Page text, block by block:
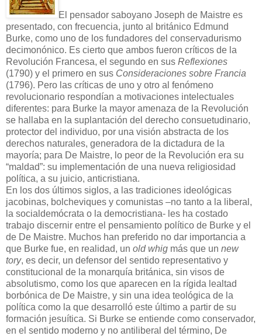
El pensador saboyano Joseph de Maistre es
presentado, con frecuencia, junto al británico Edmund
Burke, como uno de los fundadores del conservadurismo
decimonónico. Es cierto que ambos fueron críticos de la
Revolución Francesa, el segundo en sus Reflexiones
(1790) y el primero en sus Consideraciones sobre Francia
(1796). Pero las críticas de uno y otro al fenómeno
revolucionario respondían a motivaciones intelectuales
diferentes: para Burke la mayor amenaza de la Revolución
se hallaba en la suplantación del derecho consuetudinario,
protector del individuo, por una visión abstracta de los
derechos naturales, generadora de la dictadura de la
mayoría; para De Maistre, lo peor de la Revolución era su
“maldad”: su implementación de una nueva religiosidad
política, a su juicio, anticristiana.
En los dos últimos siglos, a las tradiciones ideológicas
jacobinas, bolcheviques y comunistas –no tanto a la liberal,
la socialdemócrata o la democristiana- les ha costado
trabajo discernir entre el pensamiento político de Burke y el
de De Maistre. Muchos han preferido no dar importancia a
que Burke fue, en realidad, un old whig más que un new
tory, es decir, un defensor del sentido representativo y
constitucional de la monarquía británica, sin visos de
absolutismo, como los que aparecen en la rígida lealtad
borbónica de De Maistre, y sin una idea teológica de la
política como la que desarrolló este último a partir de su
formación jesuítica. Si Burke se entiende como conservador,
en el sentido moderno y no antiliberal del término, De